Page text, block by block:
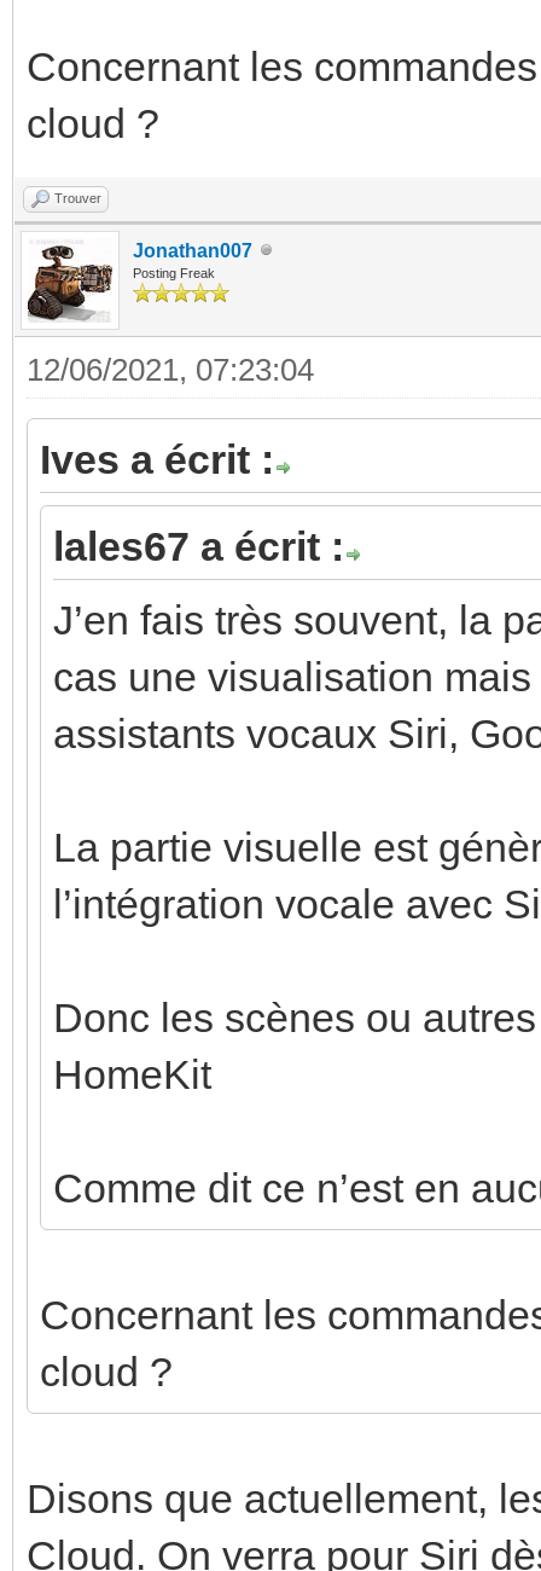
Concernant les
cloud ?
Trouver
Jonathan007
Posting Freak
12/06/2021, 07:23:04
Ives a écrit :
lales67 a écrit :
J’en fais très souvent, la
cas une visualisation
assistants vocaux Siri,
La partie visuelle est
l’intégration vocale avec
Donc les scènes ou
HomeKit
Comme dit ce n’est en
Concernant les
cloud ?
Disons que actuellement,
Cloud. On verra pour Siri